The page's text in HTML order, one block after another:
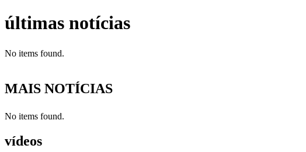
últimas notícias
No items found.
MAIS NOTÍCIAS
No items found.
vídeos